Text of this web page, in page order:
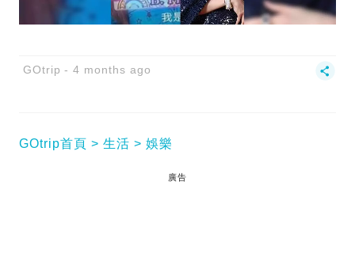
GOtrip 4 months ago
GOtrip首頁 生活 娛樂
廣告